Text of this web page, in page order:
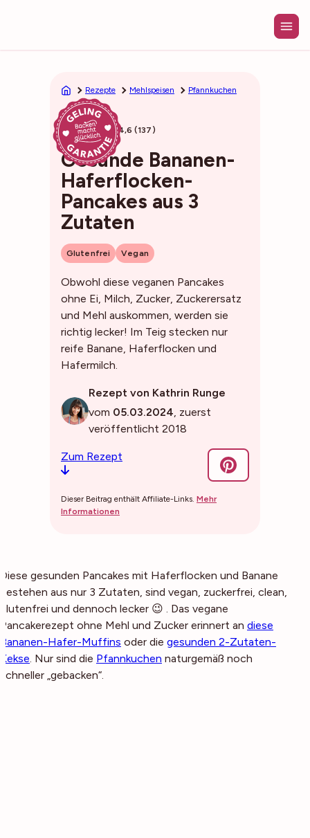
Rezepte Mehlspeisen Pfannkuchen
10min 4,6 (137)
Gesunde Bananen-
Haferflocken-
Pancakes aus 3
Zutaten
Glutenfrei Vegan
Obwohl diese veganen Pancakes
ohne Ei, Milch, Zucker, Zuckerersatz
und Mehl auskommen, werden sie
richtig lecker! Im Teig stecken nur
reife Banane, Haferflocken und
Hafermilch.
Rezept von Kathrin Runge
vom 05.03.2024, zuerst
veröffentlicht 2018
Zum Rezept
Dieser Beitrag enthält Affiliate-Links. Mehr
Informationen
Diese gesunden Pancakes mit Haferflocken und Banane
bestehen aus nur 3 Zutaten, sind vegan, zuckerfrei, clean,
glutenfrei und dennoch lecker 😉 . Das vegane
Pancakerezept ohne Mehl und Zucker erinnert an diese
Bananen-Hafer-Muffins oder die gesunden 2-Zutaten-
Kekse. Nur sind die Pfannkuchen naturgemäß noch
schneller „gebacken“.